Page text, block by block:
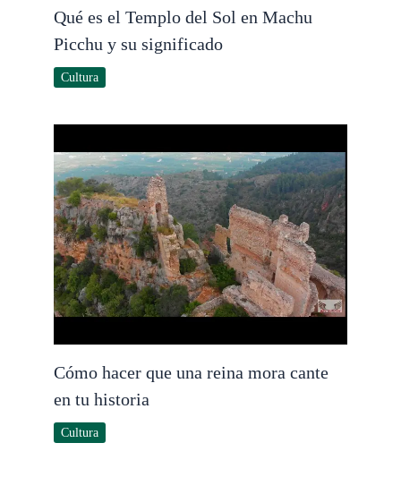
Qué es el Templo del Sol en Machu
Picchu y su significado
Cultura
Cómo hacer que una reina mora cante
en tu historia
Cultura